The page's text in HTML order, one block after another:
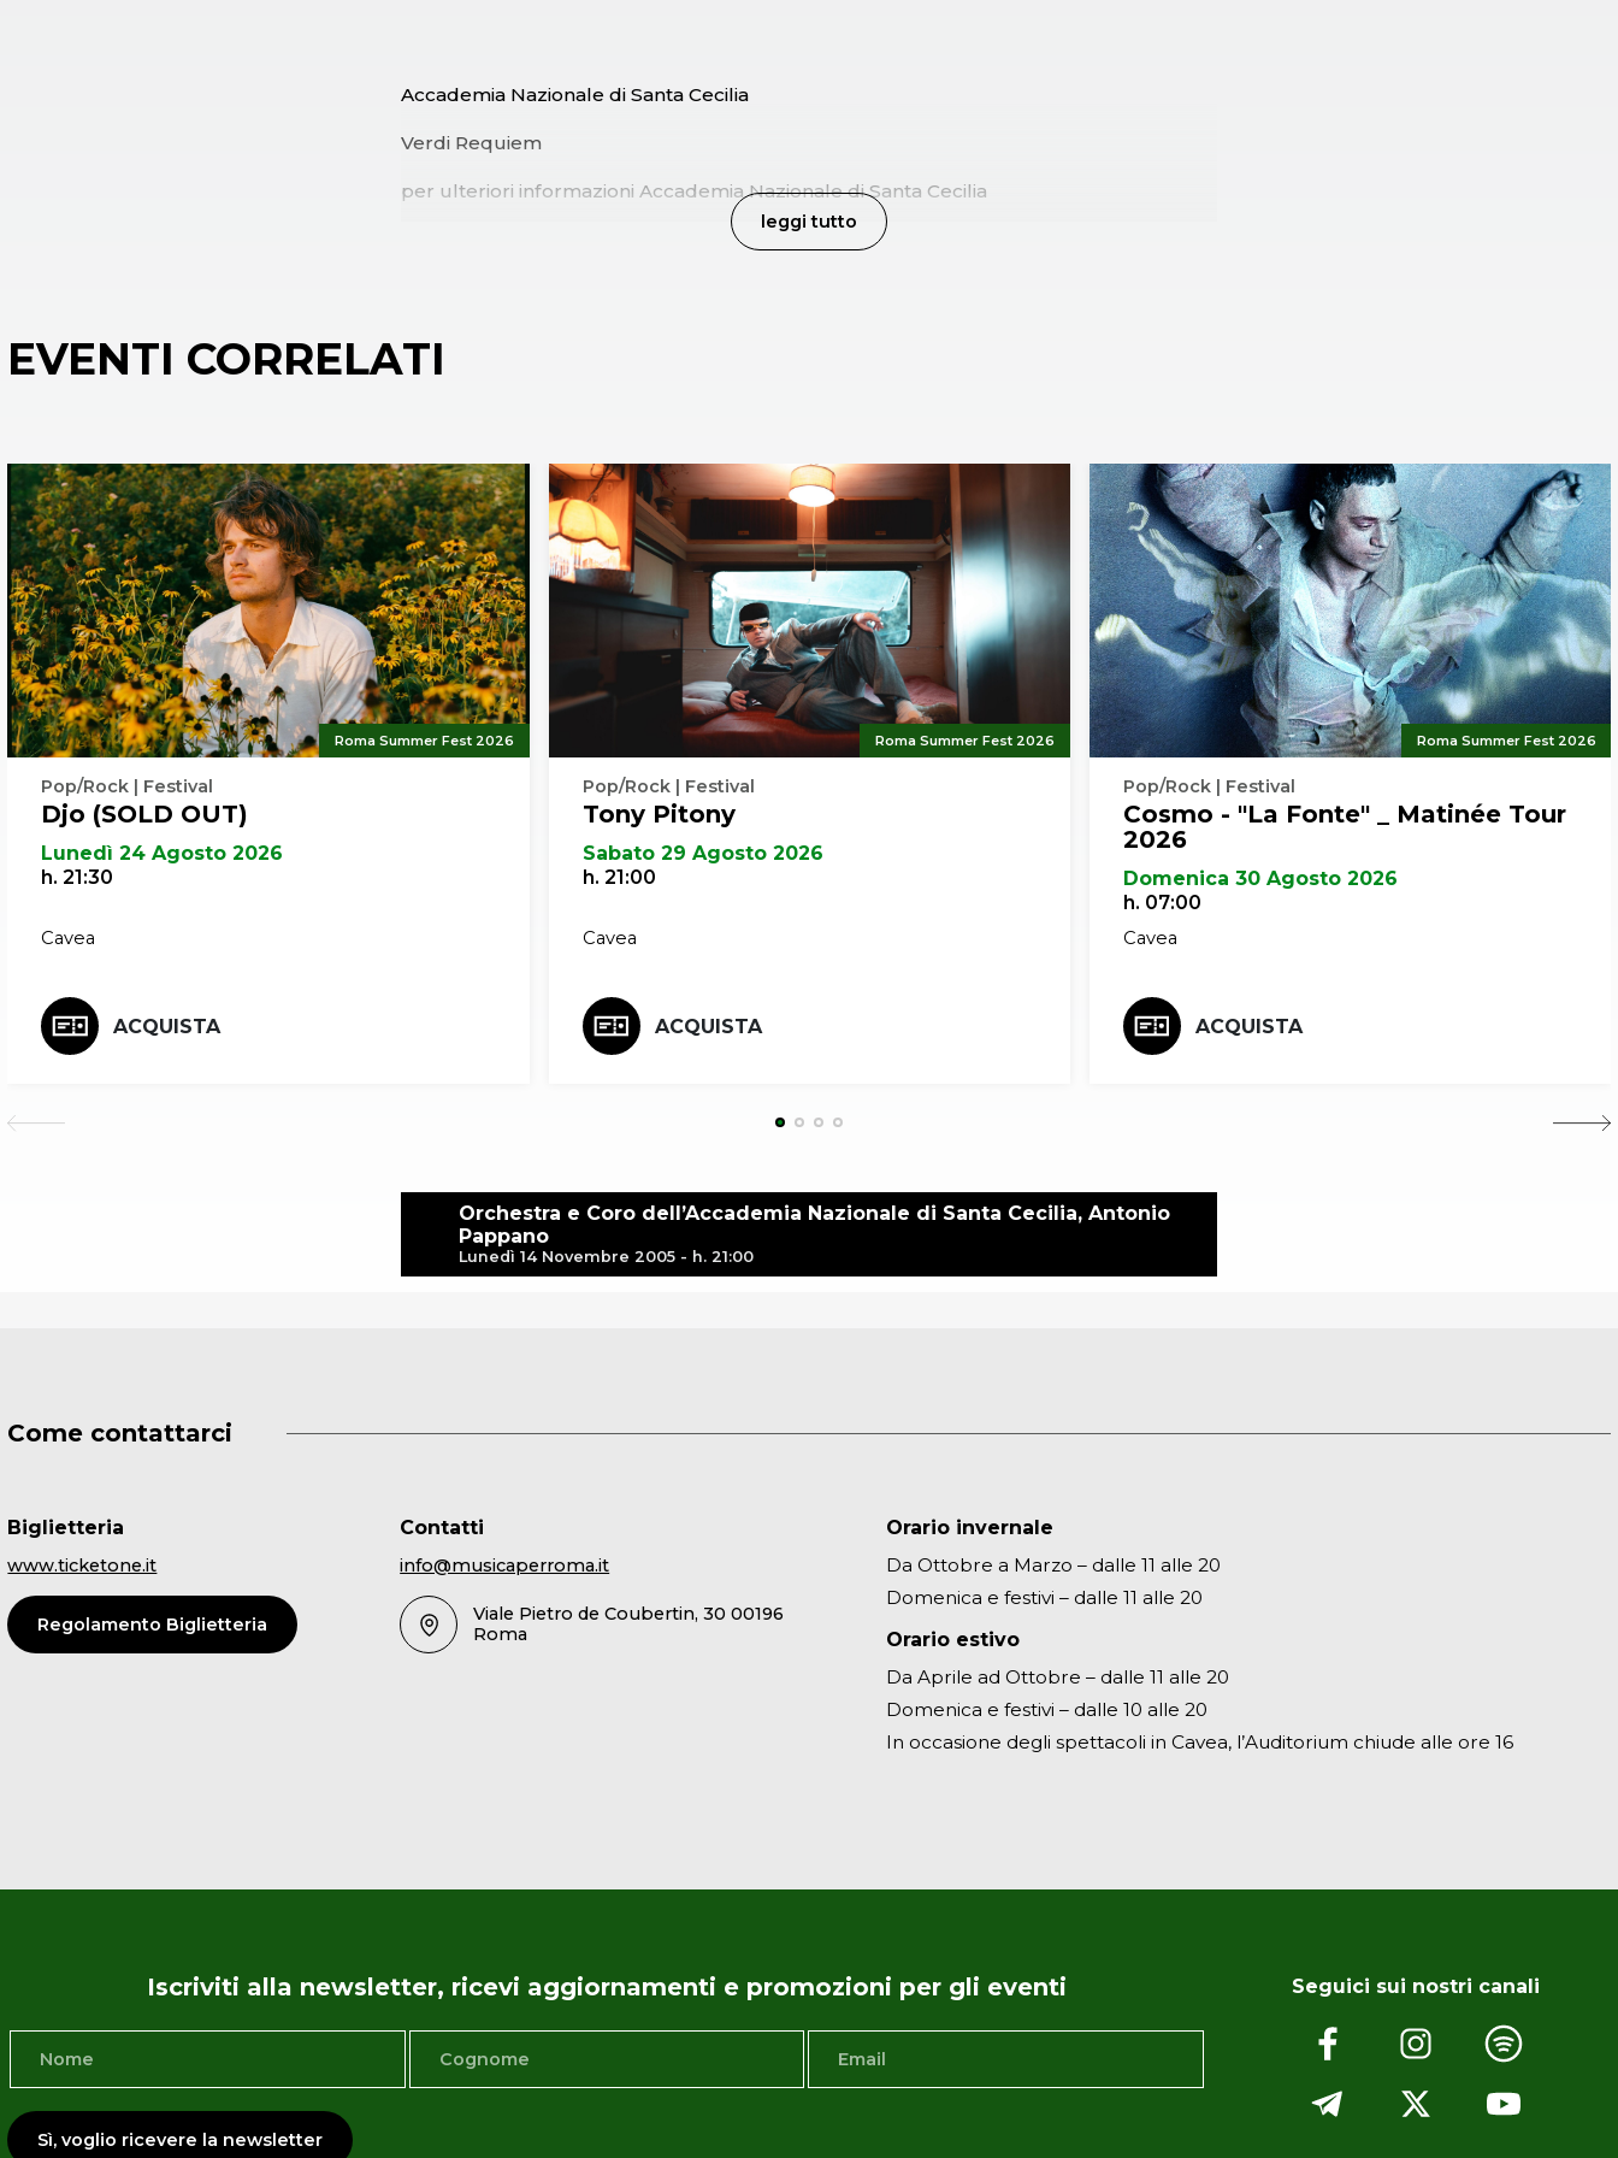
Orchestra e Coro dell’Accademia Nazionale di Santa Cecilia, Antonio
Pappano
Lunedì 14 Novembre 2005 - h. 21:00
Accademia Nazionale di Santa Cecilia
Verdi Requiem
per ulteriori informazioni Accademia Nazionale di Santa Cecilia
leggi tutto
EVENTI CORRELATI
Roma Summer Fest 2026
Pop/Rock | Festival
Djo (SOLD OUT)
Lunedì 24 Agosto 2026
h. 21:30
Cavea
ACQUISTA
Roma Summer Fest 2026
Pop/Rock | Festival
Tony Pitony
Sabato 29 Agosto 2026
h. 21:00
Cavea
ACQUISTA
Roma Summer Fest 2026
Pop/Rock | Festival
Cosmo - "La Fonte" _ Matinée Tour
2026
Domenica 30 Agosto 2026
h. 07:00
Cavea
ACQUISTA
Come contattarci
Biglietteria
www.ticketone.it
Regolamento Biglietteria
Contatti
info@musicaperroma.it
Viale Pietro de Coubertin, 30 00196
Roma
Orario invernale
Da Ottobre a Marzo – dalle 11 alle 20
Domenica e festivi – dalle 11 alle 20
Orario estivo
Da Aprile ad Ottobre – dalle 11 alle 20
Domenica e festivi – dalle 10 alle 20
In occasione degli spettacoli in Cavea, l’Auditorium chiude alle ore 16
Iscriviti alla newsletter, ricevi aggiornamenti e promozioni per gli eventi
Sì, voglio ricevere la newsletter
Seguici sui nostri canali